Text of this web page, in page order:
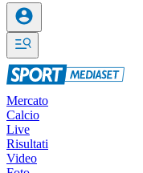
Mercato
Calcio
Live
Risultati
Video